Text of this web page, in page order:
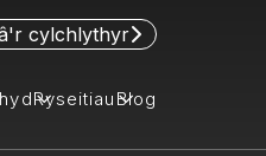
cylchlythyr
Ryseitiau Blog